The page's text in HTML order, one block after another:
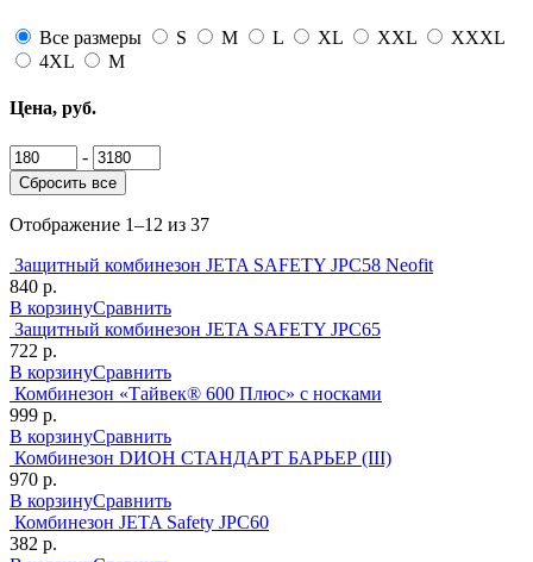
Все размеры S M L XL XXL
XXXL
4XL
М
Цена, руб.
-
Сбросить все
Отображение 1–12 из 37
Защитный комбинезон JETA SAFETY JPC58 Neofit
840 р.
В корзинуСравнить
Защитный комбинезон JETA SAFETY JPC65
722 р.
В корзинуСравнить
Комбинезон «Тайвек® 600 Плюс» c носками
999 р.
В корзинуСравнить
Комбинезон DИОН СТАНДАРТ БАРЬЕР (III)
970 р.
В корзинуСравнить
Комбинезон JETA Safety JPC60
382 р.